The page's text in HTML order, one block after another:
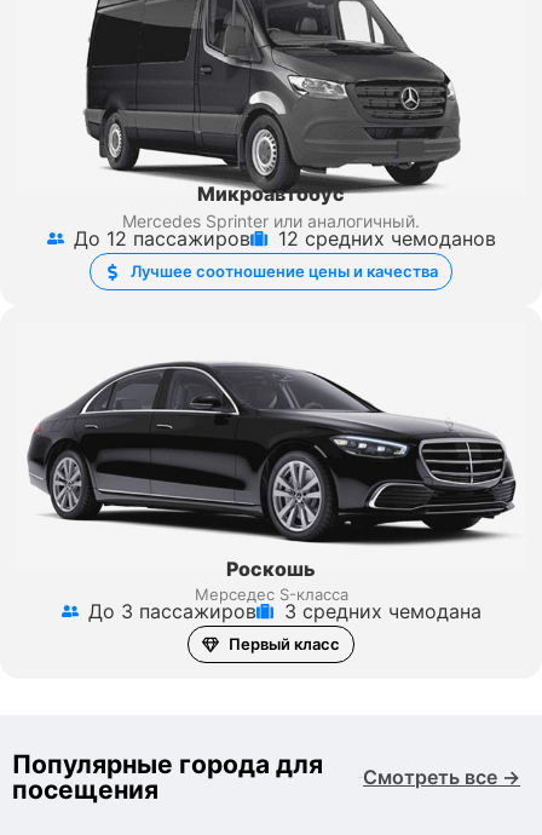
Микроавтобус
Mercedes Sprinter или аналогичный.
До 12 пассажиров 12 средних чемоданов
Лучшее соотношение цены и качества
Роскошь
Мерседес S-класса
До 3 пассажиров 3 средних чемодана
Первый класс
Популярные города для
посещения
Смотреть все →